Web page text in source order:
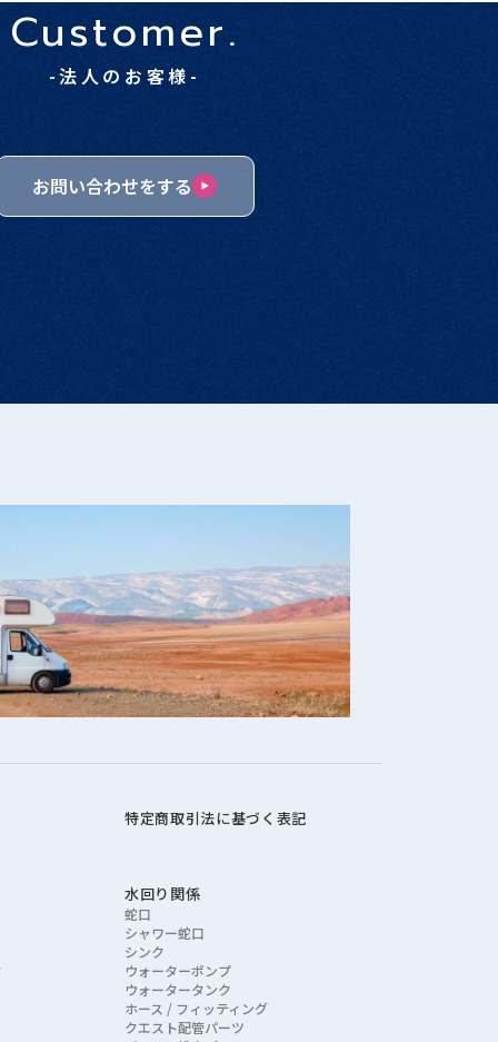
用
Customer.
-法人のお客様-
お問い合わせをする
特定商取引法に基づく表記
水回り関係
蛇口
シャワー蛇口
シンク
ウォーターポンプ
ウォータータンク
ホース / フィッティング
クエスト配管パーツ